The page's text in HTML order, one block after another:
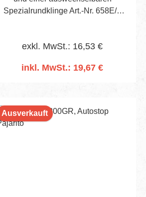
Spezialrundklinge Art.-Nr. 658E/1
exkl. MwSt.: 16,53 €
inkl. MwSt.: 19,67 €
Ausverkauft